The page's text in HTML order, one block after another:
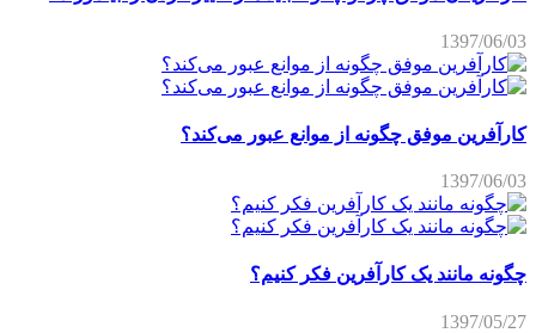
1397/06/03
کارآفرین موفق چگونه از موانع عبور می‌کند؟
1397/06/03
چگونه مانند یک کارآفرین فکر کنیم؟
1397/05/27